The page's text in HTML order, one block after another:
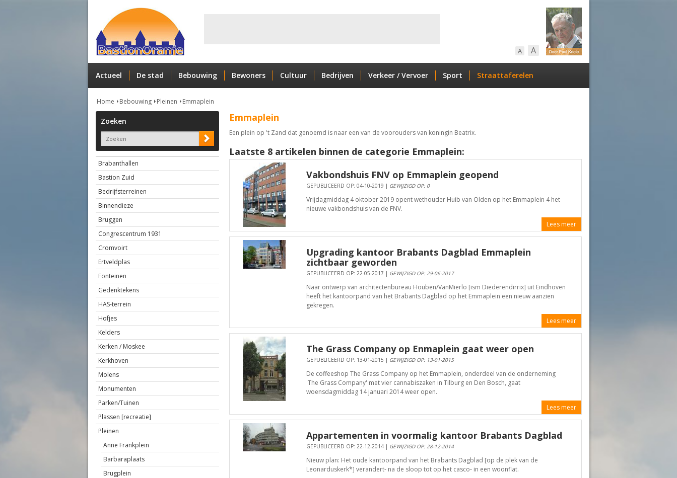
A A
Actueel De stad Bebouwing Bewoners Cultuur Bedrijven Verkeer / Vervoer Sport Straattaferelen
Home Bebouwing Pleinen Emmaplein
Zoeken
Brabanthallen
Bastion Zuid
Bedrijfsterreinen
Binnendieze
Bruggen
Congrescentrum 1931
Cromvoirt
Ertveldplas
Fonteinen
Gedenktekens
HAS-terrein
Hofjes
Kelders
Kerken / Moskee
Kerkhoven
Molens
Monumenten
Parken/Tuinen
Plassen [recreatie]
Pleinen
Anne Frankplein
Barbaraplaats
Brugplein
Emmaplein
Een plein op 't Zand dat genoemd is naar een van de voorouders van koningin Beatrix.
Laatste 8 artikelen binnen de categorie Emmaplein:
Vakbondshuis FNV op Emmaplein geopend
GEPUBLICEERD OP: 04-10-2019 | GEWIJZIGD OP: 0
Vrijdagmiddag 4 oktober 2019 opent wethouder Huib van Olden op het Emmaplein 4 het
nieuwe vakbondshuis van de FNV.
Lees meer
Upgrading kantoor Brabants Dagblad Emmaplein
zichtbaar geworden
GEPUBLICEERD OP: 22-05-2017 | GEWIJZIGD OP: 29-06-2017
Naar ontwerp van architectenbureau Houben/VanMierlo [ism Diederendirrix] uit Eindhoven
heeft het kantoorpand van het Brabants Dagblad op het Emmaplein een nieuw aanzien
gekregen.
Lees meer
The Grass Company op Enmaplein gaat weer open
GEPUBLICEERD OP: 13-01-2015 | GEWIJZIGD OP: 13-01-2015
De coffeeshop The Grass Company op het Emmaplein, onderdeel van de onderneming
'The Grass Company' met vier cannabiszaken in Tilburg en Den Bosch, gaat
woensdagmiddag 14 januari 2014 weer open.
Lees meer
Appartementen in voormalig kantoor Brabants Dagblad
GEPUBLICEERD OP: 22-12-2014 | GEWIJZIGD OP: 28-12-2014
Nieuw plan: Het oude kantoorpand van het Brabants Dagblad [op de plek van de
Leonarduskerk*] verandert- na de sloop tot op het casco- in een woonflat.